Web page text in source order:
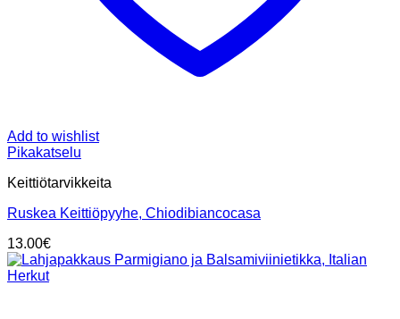
Add to wishlist
Pikakatselu
Keittiötarvikkeita
Ruskea Keittiöpyyhe, Chiodibiancocasa
13.00€